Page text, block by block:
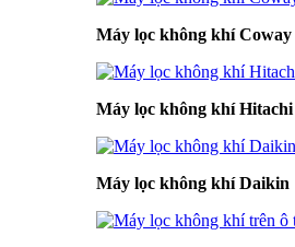
Máy lọc không khí Coway
Máy lọc không khí Hitachi
Máy lọc không khí Daikin